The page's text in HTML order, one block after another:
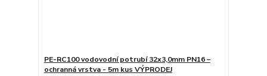
PE-RC100 vodovodní potrubí 32x3,0mm PN16 –
ochranná vrstva - 5m kus VÝPRODEJ